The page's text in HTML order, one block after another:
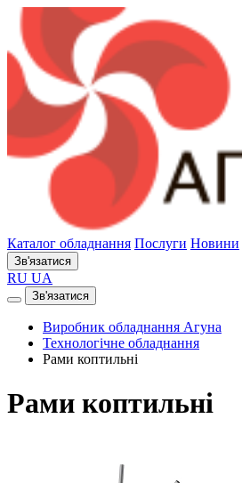
Каталог обладнання Послуги Новини
Зв'язатися
RU UA
Зв'язатися
Виробник обладнання Агуна
Технологічне обладнання
Рами коптильні
Рами коптильні